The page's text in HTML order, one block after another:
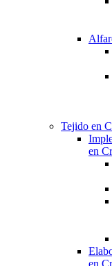
Tejido en
en
en